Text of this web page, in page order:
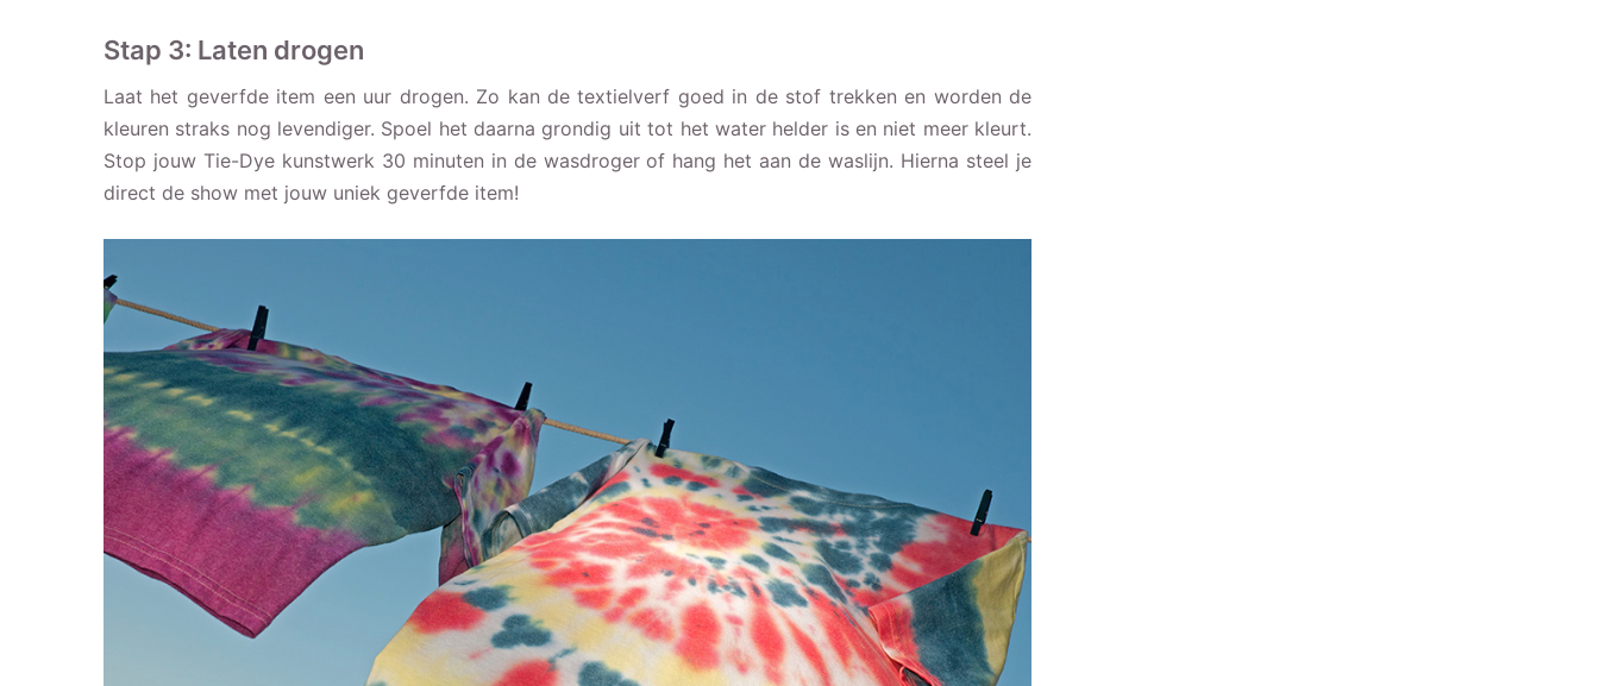
Stap 3: Laten drogen
Laat het geverfde item een uur drogen. Zo kan de textielverf goed in de stof trekken en worden de
kleuren straks nog levendiger. Spoel het daarna grondig uit tot het water helder is en niet meer kleurt.
Stop jouw Tie-Dye kunstwerk 30 minuten in de wasdroger of hang het aan de waslijn. Hierna steel je
direct de show met jouw uniek geverfde item!